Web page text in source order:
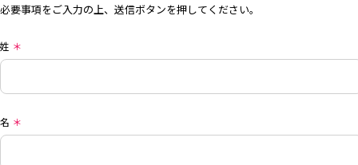
必要事項をご入力の上、送信ボタンを押してください。
姓 ＊
名 ＊